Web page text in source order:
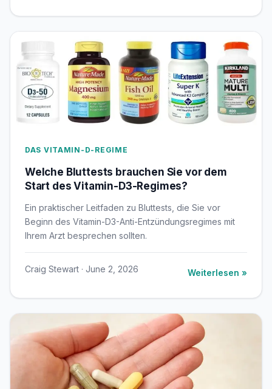
DAS VITAMIN-D-REGIME
Welche Bluttests brauchen Sie vor dem
Start des Vitamin-D3-Regimes?
Ein praktischer Leitfaden zu Bluttests, die Sie vor
Beginn des Vitamin-D3-Anti-Entzündungsregimes mit
Ihrem Arzt besprechen sollten.
Craig Stewart · June 2, 2026 Weiterlesen »